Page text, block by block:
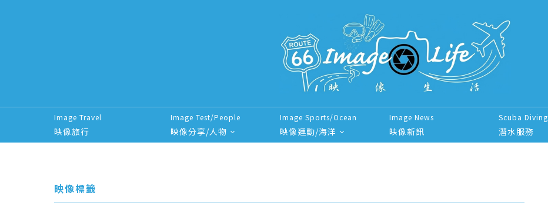
Image Travel
映像旅行
Image Test/People
映像分享/人物
Image Sports/Ocean
映像運動/海洋
Image News
映像新訊
Scuba Diving
潛水服務
Search for:
映像標籤